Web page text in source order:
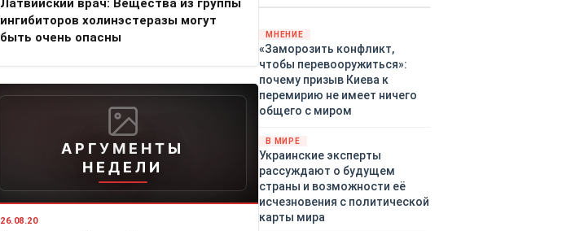
Латвийский врач: Вещества из группы
ингибиторов холинэстеразы могут
быть очень опасны
АРГУМЕНТЫ
НЕДЕЛИ
26.08.20
территориями Белгородской,
Брянской, Владимирской,
Воронежской, Калужской,
Курской, Липецкой,
Орловской, Ростовской,
Рязанской, Самарской,
Тульской областей,
Московского региона,
Республики Крым, Республики
Татарстан, Краснодарского
края и над акваториями
МНЕНИЕ
«Заморозить конфликт,
чтобы перевооружиться»:
почему призыв Киева к
перемирию не имеет ничего
общего с миром
В МИРЕ
Украинские эксперты
рассуждают о будущем
страны и возможности её
исчезновения с политической
карты мира